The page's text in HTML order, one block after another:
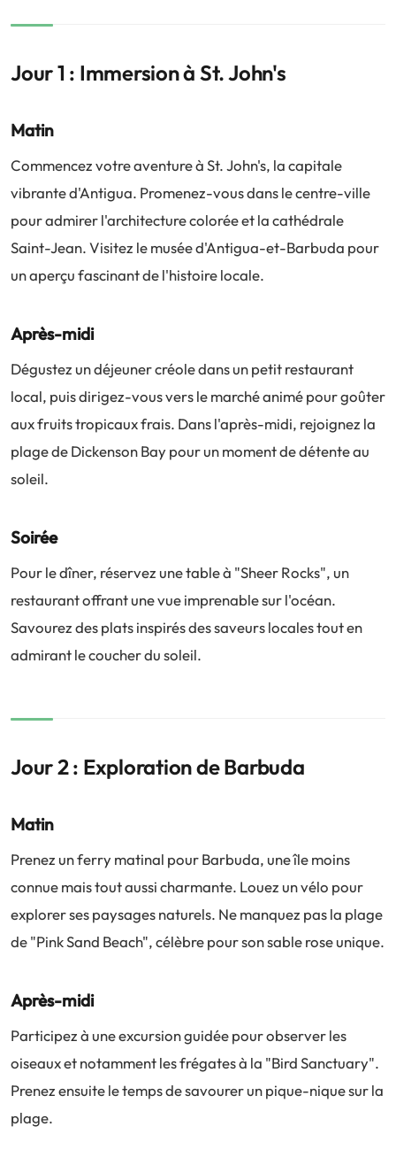
Jour 1 : Immersion à St. John's
Matin
Commencez votre aventure à St. John's, la capitale
vibrante d'Antigua. Promenez-vous dans le centre-ville
pour admirer l'architecture colorée et la cathédrale
Saint-Jean. Visitez le musée d'Antigua-et-Barbuda pour
un aperçu fascinant de l'histoire locale.
Après-midi
Dégustez un déjeuner créole dans un petit restaurant
local, puis dirigez-vous vers le marché animé pour goûter
aux fruits tropicaux frais. Dans l'après-midi, rejoignez la
plage de Dickenson Bay pour un moment de détente au
soleil.
Soirée
Pour le dîner, réservez une table à "Sheer Rocks", un
restaurant offrant une vue imprenable sur l'océan.
Savourez des plats inspirés des saveurs locales tout en
admirant le coucher du soleil.
Jour 2 : Exploration de Barbuda
Matin
Prenez un ferry matinal pour Barbuda, une île moins
connue mais tout aussi charmante. Louez un vélo pour
explorer ses paysages naturels. Ne manquez pas la plage
de "Pink Sand Beach", célèbre pour son sable rose unique.
Après-midi
Participez à une excursion guidée pour observer les
oiseaux et notamment les frégates à la "Bird Sanctuary".
Prenez ensuite le temps de savourer un pique-nique sur la
plage.